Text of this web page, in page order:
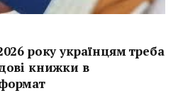
року українцям треба
книжки в